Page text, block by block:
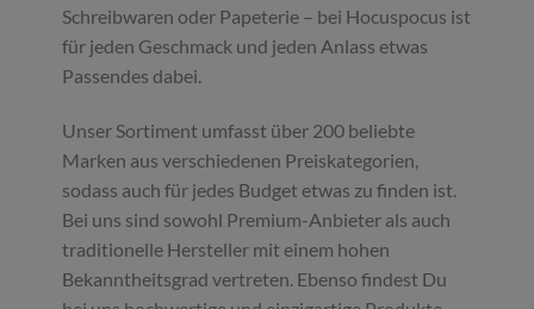
Schreibwaren oder Papeterie – bei Hocuspocus ist
für jeden Geschmack und jeden Anlass etwas
Passendes dabei.
Unser Sortiment umfasst über 200 beliebte
Marken aus verschiedenen Preiskategorien,
sodass auch für jedes Budget etwas zu finden ist.
Bei uns sind sowohl Premium-Anbieter als auch
traditionelle Hersteller mit einem hohen
Bekanntheitsgrad vertreten. Ebenso findest Du